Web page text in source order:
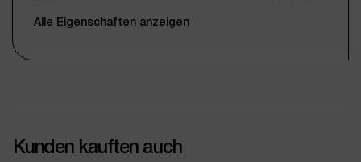
Alle Eigenschaften anzeigen
Kunden kauften auch